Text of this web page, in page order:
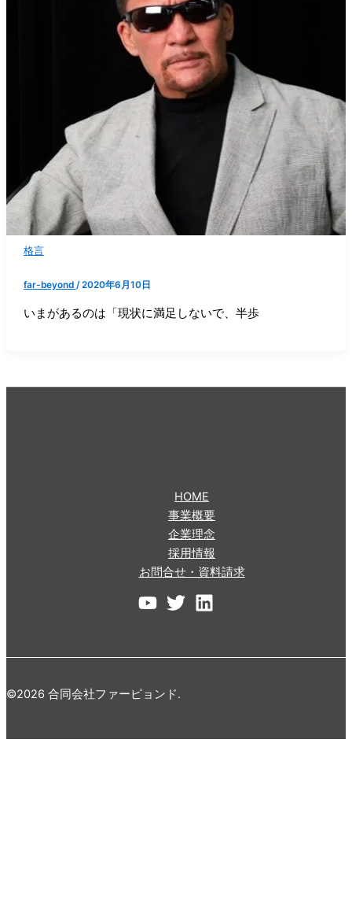
格言
far-beyond /2020年6月10日
いまがあるのは「現状に満足しないで、半歩
HOME
事業概要
企業理念
採用情報
お問合せ・資料請求
©2026 合同会社ファーピョンド.